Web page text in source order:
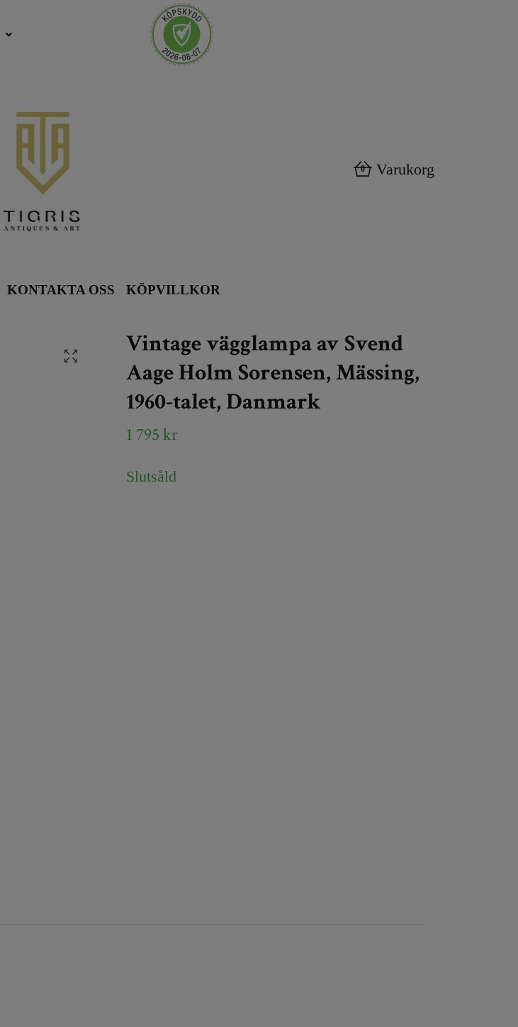
0 Varukorg
KONTAKTA OSS KÖPVILLKOR
Vintage vägglampa av Svend
Aage Holm Sorensen, Mässing,
1960-talet, Danmark
1 795 kr
Slutsåld